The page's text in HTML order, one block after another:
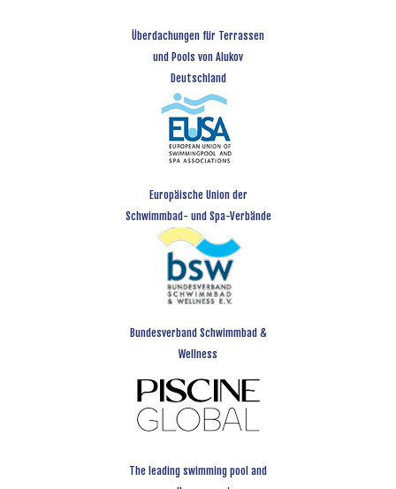
Überdachungen für Terrassen
und Pools von Alukov
Deutschland
Europäische Union der
Schwimmbad- und Spa-Verbände
Bundesverband Schwimmbad &
Wellness
The leading swimming pool and